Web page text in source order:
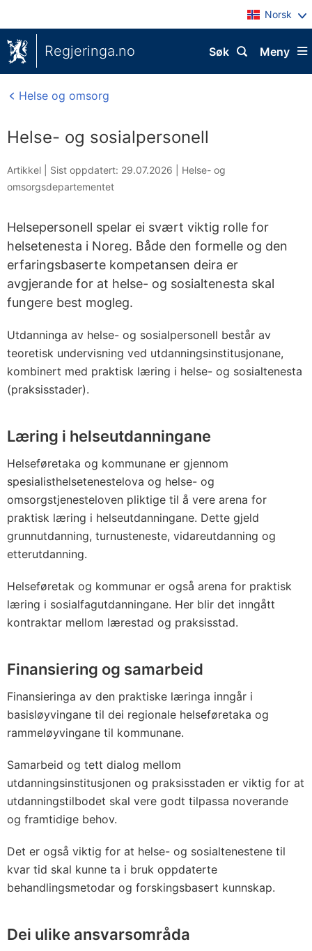
Norsk
Regjeringa.no Meny
Søk
Helse og omsorg
Helse- og sosialpersonell
Artikkel | Sist oppdatert: 29.07.2026
Helse- og
omsorgsdepartementet
Helsepersonell spelar ei svært viktig rolle for
helsetenesta i Noreg. Både den formelle og den
erfaringsbaserte kompetansen deira er
avgjerande for at helse- og sosialtenesta skal
fungere best mogleg.
Utdanninga av helse- og sosialpersonell består av
teoretisk undervisning ved utdanningsinstitusjonane,
kombinert med praktisk læring i helse- og sosialtenesta
(praksisstader).
Læring i helseutdanningane
Helseføretaka og kommunane er gjennom
spesialisthelsetenestelova og helse- og
omsorgstjenesteloven pliktige til å vere arena for
praktisk læring i helseutdanningane. Dette gjeld
grunnutdanning, turnusteneste, vidareutdanning og
etterutdanning.
Helseføretak og kommunar er også arena for praktisk
læring i sosialfagutdanningane. Her blir det inngått
kontraktar mellom lærestad og praksisstad.
Finansiering og samarbeid
Finansieringa av den praktiske læringa inngår i
basisløyvingane til dei regionale helseføretaka og
rammeløyvingane til kommunane.
Samarbeid og tett dialog mellom
utdanningsinstitusjonen og praksisstaden er viktig for at
utdanningstilbodet skal vere godt tilpassa noverande
og framtidige behov.
Det er også viktig for at helse- og sosialtenestene til
kvar tid skal kunne ta i bruk oppdaterte
behandlingsmetodar og forskingsbasert kunnskap.
Dei ulike ansvarsområda